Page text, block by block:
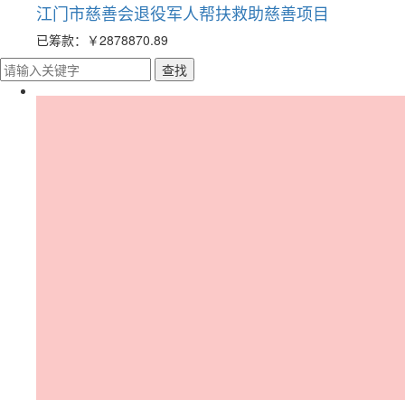
江门市慈善会退役军人帮扶救助慈善项目
已筹款： ￥2878870.89